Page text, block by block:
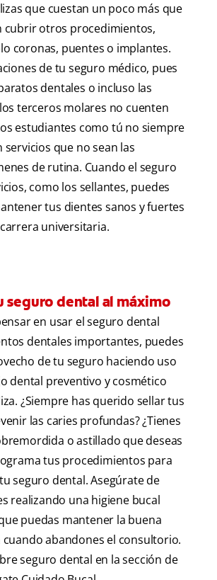
que cuestan un poco más que
cubrir otros procedimientos,
coronas, puentes o implantes.
de tu seguro médico, pues
dentales o incluso las
terceros molares no cuenten
estudiantes como tú no siempre
que no sean las
de rutina. Cuando el seguro
como los sellantes, puedes
tus dientes sanos y fuertes
universitaria.
seguro dental al máximo
en usar el seguro dental
dentales importantes, puedes
de tu seguro haciendo uso
dental preventivo y cosmético
¿Siempre has querido sellar tus
las caries profundas? ¿Tienes
o astillado que deseas
tus procedimientos para
seguro dental. Asegúrate de
realizando una higiene bucal
puedas mantener la buena
abandones el consultorio.
seguro dental en la sección de